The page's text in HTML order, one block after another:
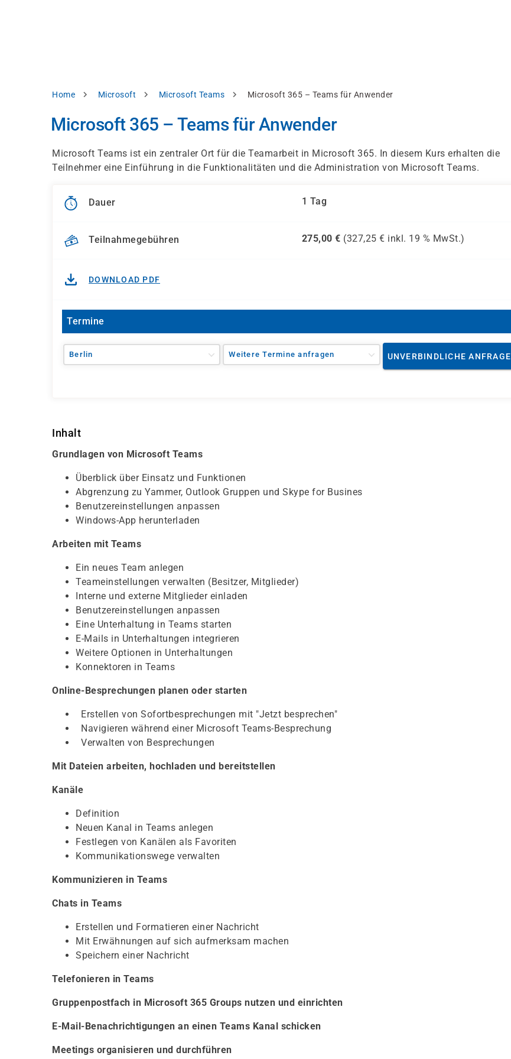
Pfadnavigation
Home Microsoft Microsoft Teams Microsoft 365 – Teams für Anwender
Microsoft 365 – Teams für Anwender
Microsoft Teams ist ein zentraler Ort für die Teamarbeit in Microsoft 365. In diesem Kurs erhalten die
Teilnehmer eine Einführung in die Funktionalitäten und die Administration von Microsoft Teams.
Dauer 1 Tag
Teilnahmegebühren 275,00 € (327,25 € inkl. 19 % MwSt.)
DOWNLOAD PDF
Termine
Berlin Weitere Termine anfragen UNVERBINDLICHE ANFRAGE
Inhalt
Grundlagen von Microsoft Teams
Überblick über Einsatz und Funktionen
Abgrenzung zu Yammer, Outlook Gruppen und Skype for Busines
Benutzereinstellungen anpassen
Windows-App herunterladen
Arbeiten mit Teams
Ein neues Team anlegen
Teameinstellungen verwalten (Besitzer, Mitglieder)
Interne und externe Mitglieder einladen
Benutzereinstellungen anpassen
Eine Unterhaltung in Teams starten
E-Mails in Unterhaltungen integrieren
Weitere Optionen in Unterhaltungen
Konnektoren in Teams
Online-Besprechungen planen oder starten
Erstellen von Sofortbesprechungen mit "Jetzt besprechen"
Navigieren während einer Microsoft Teams-Besprechung
Verwalten von Besprechungen
Mit Dateien arbeiten, hochladen und bereitstellen
Kanäle
Definition
Neuen Kanal in Teams anlegen
Festlegen von Kanälen als Favoriten
Kommunikationswege verwalten
Kommunizieren in Teams
Chats in Teams
Erstellen und Formatieren einer Nachricht
Mit Erwähnungen auf sich aufmerksam machen
Speichern einer Nachricht
Telefonieren in Teams
Gruppenpostfach in Microsoft 365 Groups nutzen und einrichten
E-Mail-Benachrichtigungen an einen Teams Kanal schicken
Meetings organisieren und durchführen
Datenschutzhinweis